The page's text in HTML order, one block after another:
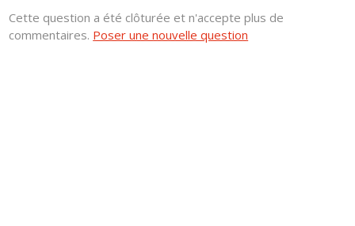
Cette question a été clôturée et n'accepte plus de
commentaires. Poser une nouvelle question